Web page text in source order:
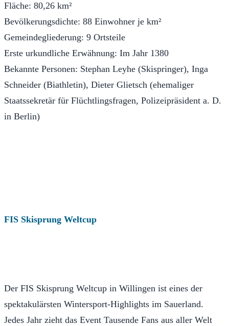
Fläche: 80,26 km²
Bevölkerungsdichte: 88 Einwohner je km²
Gemeindegliederung: 9 Ortsteile
Erste urkundliche Erwähnung: Im Jahr 1380
Bekannte Personen: Stephan Leyhe (Skispringer), Inga
Schneider (Biathletin), Dieter Glietsch (ehemaliger
Staatssekretär für Flüchtlingsfragen, Polizeipräsident a. D.
in Berlin)
FIS Skisprung Weltcup
Der FIS Skisprung Weltcup in Willingen ist eines der
spektakulärsten Wintersport-Highlights im Sauerland.
Jedes Jahr zieht das Event Tausende Fans aus aller Welt